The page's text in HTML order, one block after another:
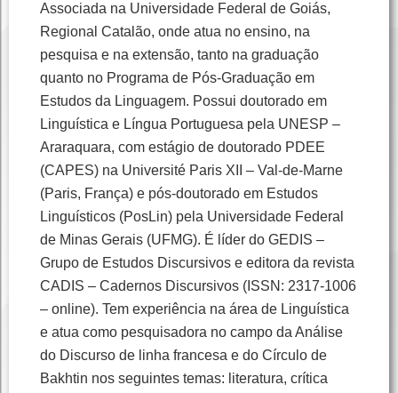
Associada na Universidade Federal de Goiás,
Regional Catalão, onde atua no ensino, na
pesquisa e na extensão, tanto na graduação
quanto no Programa de Pós-Graduação em
Estudos da Linguagem. Possui doutorado em
Linguística e Língua Portuguesa pela UNESP –
Araraquara, com estágio de doutorado PDEE
(CAPES) na Université Paris XII – Val-de-Marne
(Paris, França) e pós-doutorado em Estudos
Linguísticos (PosLin) pela Universidade Federal
de Minas Gerais (UFMG). É líder do GEDIS –
Grupo de Estudos Discursivos e editora da revista
CADIS – Cadernos Discursivos (ISSN: 2317-1006
– online). Tem experiência na área de Linguística
e atua como pesquisadora no campo da Análise
do Discurso de linha francesa e do Círculo de
Bakhtin nos seguintes temas: literatura, crítica